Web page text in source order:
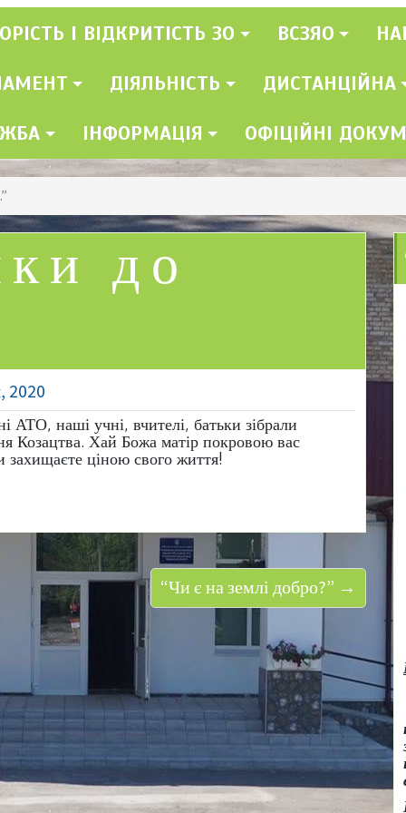
І ВІДКРИТІСТЬ ЗО ВСЗЯО
ДІЯЛЬНІСТЬ ДИСТАНЦІЙНА
ІНФОРМАЦІЯ ОФІЦІЙНІ
до
2020
АТО, наші учні, вчителі, батьки зібрали
Козацтва. Хай Божа матір покровою вас
захищаєте ціною свого життя!
“Чи є на землі добро?” →